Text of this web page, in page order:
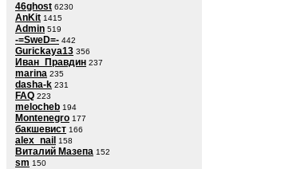
46ghost 6230
AnKit 1415
Admin 519
-=SweD=- 442
Gurickaya13 356
Иван_Правдин 237
marina 235
dasha-k 231
FAQ 223
melocheb 194
Montenegro 177
бакшевист 166
alex_nail 158
Виталий Мазепа 152
sm 150